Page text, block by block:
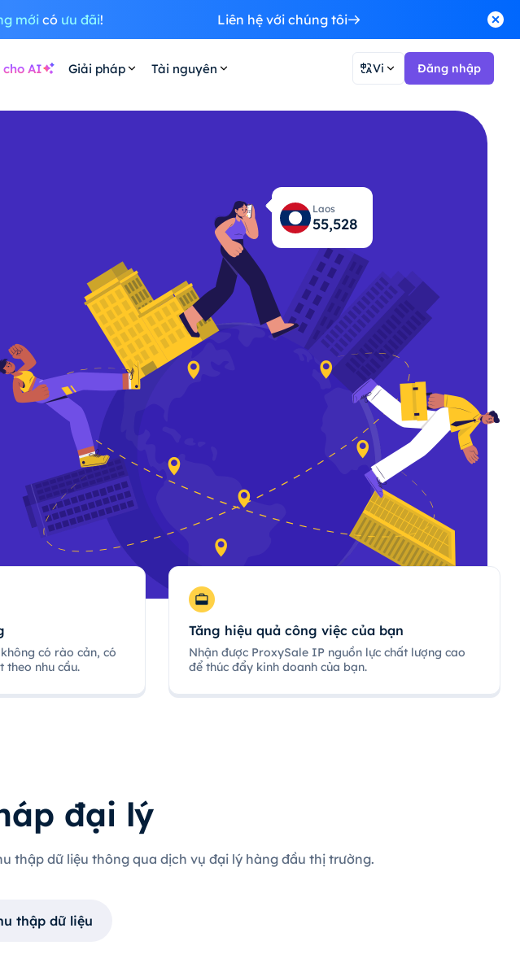
mớicó ưu đãi! Liên hệ với chúng tôi
cho AI Giải pháp Tài nguyên Vi Đăng nhập
Laos
55,569
có rào cản, có
theo nhu cầu.
Tăng hiệu quả công việc của bạn
Nhận được ProxySale IP nguồn lực chất lượng cao
để thúc đẩy kinh doanh của bạn.
đại lý
thập dữ liệu thông qua dịch vụ đại lý hàng đầu thị trường.
thập dữ liệu